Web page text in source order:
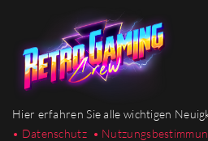
Hier erfahren Sie alle wichtigen
• Datenschutz •